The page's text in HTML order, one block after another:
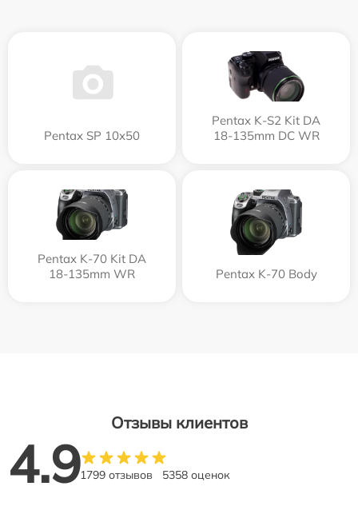
Pentax SP 10x50
Pentax K-S2 Kit DA
18-135mm DC WR
Pentax K-70 Kit DA
18-135mm WR
Pentax K-70 Body
Отзывы клиентов
4.91799 отзывов 5358 оценок